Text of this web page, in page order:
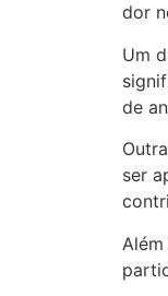
dor
Um
de
ser